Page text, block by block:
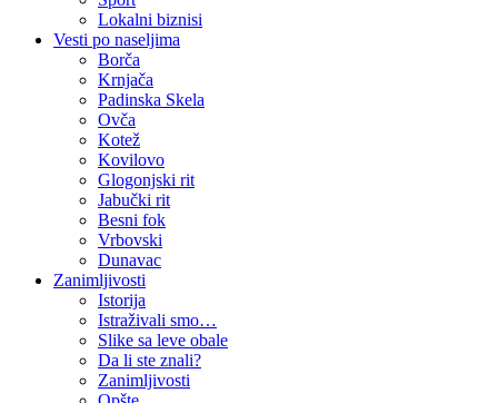
Lokalni biznisi
Vesti po naseljima
Borča
Krnjača
Padinska Skela
Ovča
Kotež
Kovilovo
Glogonjski rit
Jabučki rit
Besni fok
Vrbovski
Dunavac
Zanimljivosti
Istorija
Istraživali smo…
Slike sa leve obale
Da li ste znali?
Zanimljivosti